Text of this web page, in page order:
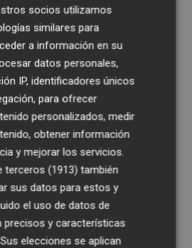
de mayores y personas
agosto podría duplicarse por el
de desplazamientos
la actualidad de
en tu correo
suscribirme
socios utilizamos
similares para
a información en su
datos personales,
IP, identificadores únicos
para ofrecer
personalizados, medir
obtener información
y mejorar los servicios.
terceros (1913) también
sus datos para estos y
el uso de datos de
precisos y características
elecciones se aplican